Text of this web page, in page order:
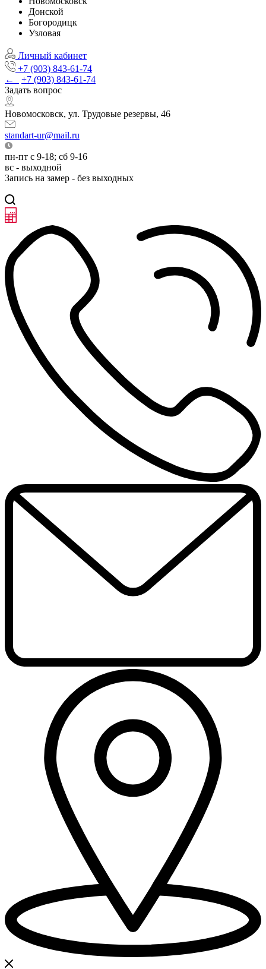
Донской
Богородицк
Узловая
Личный кабинет
+7 (903) 843-61-74
←
+7 (903) 843-61-74
Задать вопрос
Новомосковск, ул. Трудовые резервы, 46
standart-ur@mail.ru
пн-пт с 9-18; сб 9-16
вс - выходной
Запись на замер - без выходных